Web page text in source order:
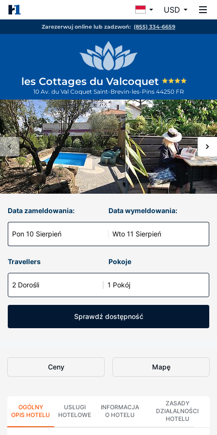
USD
Zarezerwuj online lub zadzwoń: (855) 334-6659
les Cottages du Valcoquet
10 Av. du Val Coquet Saint-Brevin-les-Pins 44250 FR
Data zameldowania:
Pon 10 Sierpień
Data wymeldowania:
Wto 11 Sierpień
Travellers Pokoje
2 Dorośli 1 Pokój
Sprawdź dostępność
Ceny Mapę
OGÓLNY
OPIS HOTELU
USŁUGI
HOTELOWE
INFORMACJA
O HOTELU
ZASADY
DZIAŁALNOŚCI
HOTELU